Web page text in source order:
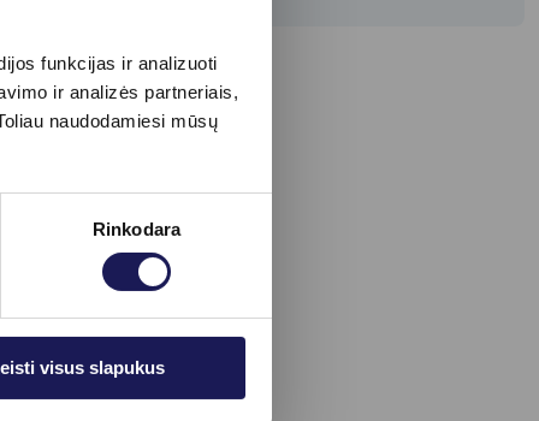
funkcijas ir analizuoti
ir analizės partneriais,
naudodamiesi mūsų
Rinkodara
visus slapukus